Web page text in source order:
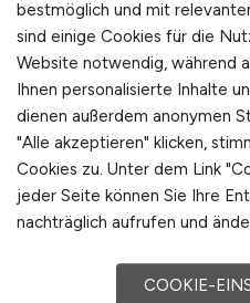
Ausrichtung. Bewerber
gezielt, um sich über
Umweltsektor zu
Tätigkeiten zu finden.
natürlicher Zugang zu
zufällig, sondern
Veränderung im
Diese inhaltliche
Einfluss auf die Qualität
die Effizienz des
bestmöglich und mit
sind einige Cookies für die
Website notwendig, während
Ihnen personalisierte Inhalte
dienen außerdem anonymen
"Alle akzeptieren" klicken,
Cookies zu. Unter dem Link
jeder Seite können Sie Ihre
nachträglich aufrufen und
COOKIE-